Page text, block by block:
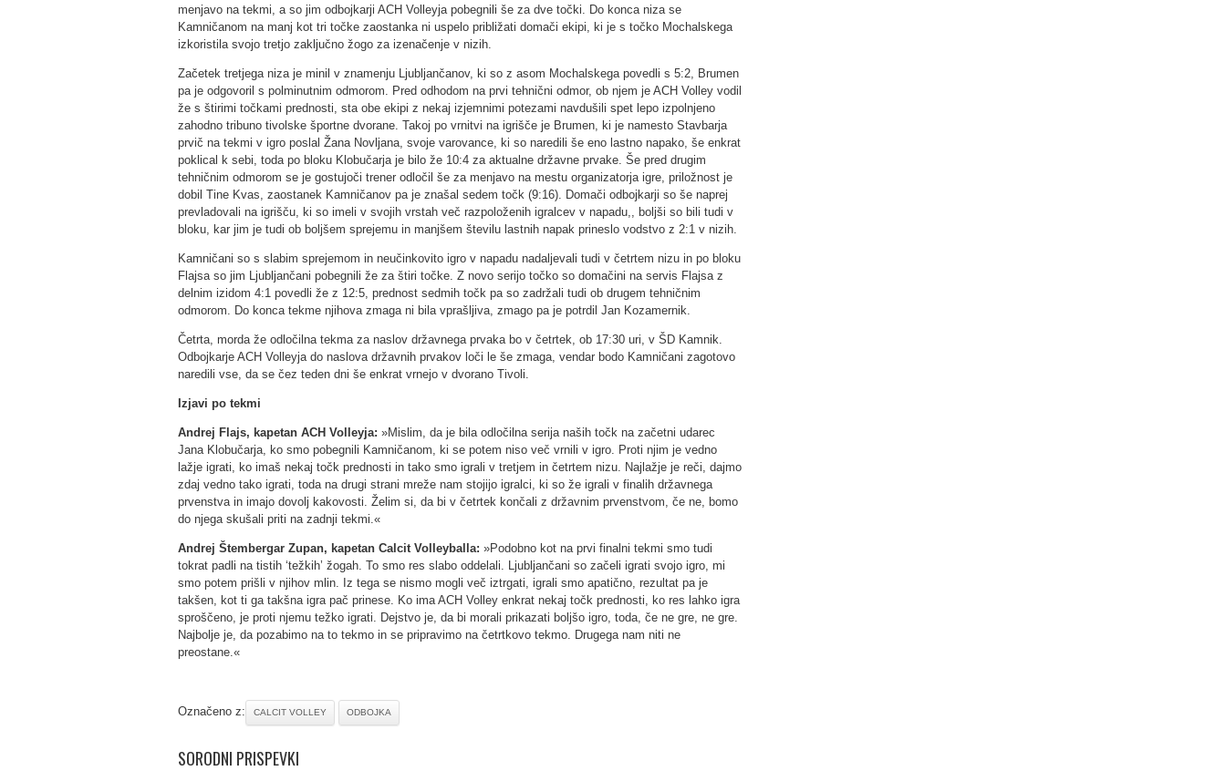
menjavo na tekmi, a so jim odbojkarji ACH Volleyja pobegnili še za dve točki. Do konca niza se
Kamničanom na manj kot tri točke zaostanka ni uspelo približati domači ekipi, ki je s točko Mochalskega
izkoristila svojo tretjo zaključno žogo za izenačenje v nizih.
Začetek tretjega niza je minil v znamenju Ljubljančanov, ki so z asom Mochalskega povedli s 5:2, Brumen
pa je odgovoril s polminutnim odmorom. Pred odhodom na prvi tehnični odmor, ob njem je ACH Volley vodil
že s štirimi točkami prednosti, sta obe ekipi z nekaj izjemnimi potezami navdušili spet lepo izpolnjeno
zahodno tribuno tivolske športne dvorane. Takoj po vrnitvi na igrišče je Brumen, ki je namesto Stavbarja
prvič na tekmi v igro poslal Žana Novljana, svoje varovance, ki so naredili še eno lastno napako, še enkrat
poklical k sebi, toda po bloku Klobučarja je bilo že 10:4 za aktualne državne prvake. Še pred drugim
tehničnim odmorom se je gostujoči trener odločil še za menjavo na mestu organizatorja igre, priložnost je
dobil Tine Kvas, zaostanek Kamničanov pa je znašal sedem točk (9:16). Domači odbojkarji so še naprej
prevladovali na igrišču, ki so imeli v svojih vrstah več razpoloženih igralcev v napadu,, boljši so bili tudi v
bloku, kar jim je tudi ob boljšem sprejemu in manjšem številu lastnih napak prineslo vodstvo z 2:1 v nizih.
Kamničani so s slabim sprejemom in neučinkovito igro v napadu nadaljevali tudi v četrtem nizu in po bloku
Flajsa so jim Ljubljančani pobegnili že za štiri točke. Z novo serijo točko so domačini na servis Flajsa z
delnim izidom 4:1 povedli že z 12:5, prednost sedmih točk pa so zadržali tudi ob drugem tehničnim
odmorom. Do konca tekme njihova zmaga ni bila vprašljiva, zmago pa je potrdil Jan Kozamernik.
Četrta, morda že odločilna tekma za naslov državnega prvaka bo v četrtek, ob 17:30 uri, v ŠD Kamnik.
Odbojkarje ACH Volleyja do naslova državnih prvakov loči le še zmaga, vendar bodo Kamničani zagotovo
naredili vse, da se čez teden dni še enkrat vrnejo v dvorano Tivoli.
Izjavi po tekmi
Andrej Flajs, kapetan ACH Volleyja: »Mislim, da je bila odločilna serija naših točk na začetni udarec
Jana Klobučarja, ko smo pobegnili Kamničanom, ki se potem niso več vrnili v igro. Proti njim je vedno
lažje igrati, ko imaš nekaj točk prednosti in tako smo igrali v tretjem in četrtem nizu. Najlažje je reči, dajmo
zdaj vedno tako igrati, toda na drugi strani mreže nam stojijo igralci, ki so že igrali v finalih državnega
prvenstva in imajo dovolj kakovosti. Želim si, da bi v četrtek končali z državnim prvenstvom, če ne, bomo
do njega skušali priti na zadnji tekmi.«
Andrej Štembergar Zupan, kapetan Calcit Volleyballa: »Podobno kot na prvi finalni tekmi smo tudi
tokrat padli na tistih ‘težkih’ žogah. To smo res slabo oddelali. Ljubljančani so začeli igrati svojo igro, mi
smo potem prišli v njihov mlin. Iz tega se nismo mogli več iztrgati, igrali smo apatično, rezultat pa je
takšen, kot ti ga takšna igra pač prinese. Ko ima ACH Volley enkrat nekaj točk prednosti, ko res lahko igra
sproščeno, je proti njemu težko igrati. Dejstvo je, da bi morali prikazati boljšo igro, toda, če ne gre, ne gre.
Najbolje je, da pozabimo na to tekmo in se pripravimo na četrtkovo tekmo. Drugega nam niti ne
preostane.«
Označeno z: CALCIT VOLLEY ODBOJKA
SORODNI PRISPEVKI